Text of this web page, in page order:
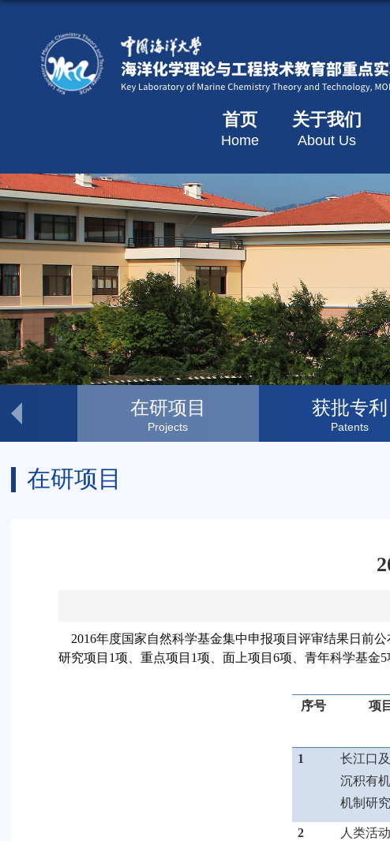
首页
Home
关于我们
About Us
在研项目
Projects
获批专利
Patents
在研项目
2016年度国家自然科学基金集中申报项目评审结果日前
研究项目 1项、重点项目 1项、面上项目 6项、青年科学基金5
序号 项
1
长江口
沉积有
机制研究
2
人类活